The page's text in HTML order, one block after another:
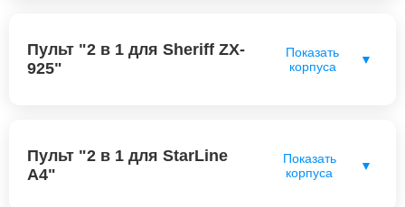
Пульт "2 в 1 для Sheriff ZX-
925"
Показать
корпуса
▼
Пульт "2 в 1 для StarLine
A4"
Показать
корпуса
▼